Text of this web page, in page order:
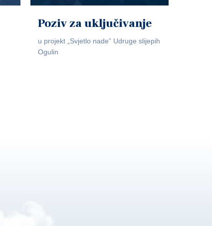
Poziv za uključivanje
u projekt „Svjetlo nade” Udruge slijepih
Ogulin